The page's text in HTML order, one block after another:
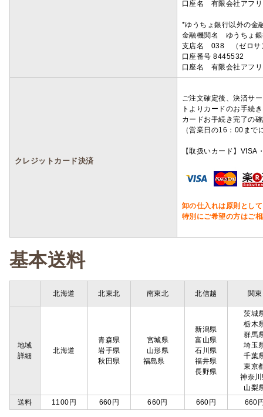
口座名 有限会社アフ
*ゆうちょ銀行以外の金
金融機関名 ゆうちょ
支店名 038 （ゼロサ
口座番号 8445532
口座名 有限会社アフ
クレジットカード決済
ご注文確定後、決済サ
トよりカードのお手続
カードお手続き完了の
（営業日の16：00ま
【取扱いカード】
卸の仕入れは原則とし
特別にご希望の方はご
基本送料
北海道 北東北 南東北 北信越 関東
地域
詳細
北海道
青森県
岩手県
秋田県
宮城県
山形県
福島県
新潟県
富山県
石川県
福井県
長野県
茨城
栃木
群馬
埼玉
千葉
東京
神奈
山梨
送料
1100円 660円 660円 660円 660